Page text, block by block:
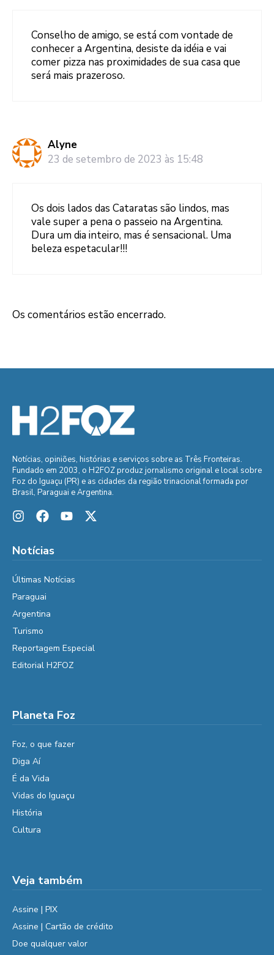
Conselho de amigo, se está com vontade de
conhecer a Argentina, desiste da idéia e vai
comer pizza nas proximidades de sua casa que
será mais prazeroso.
Alyne
23 de setembro de 2023 às 15:48
Os dois lados das Cataratas são lindos, mas
vale super a pena o passeio na Argentina.
Dura um dia inteiro, mas é sensacional. Uma
beleza espetacular!!!
Os comentários estão encerrado.
Notícias, opiniões, histórias e serviços sobre as Três Fronteiras.
Fundado em 2003, o H2FOZ produz jornalismo original e local sobre
Foz do Iguaçu (PR) e as cidades da região trinacional formada por
Brasil, Paraguai e Argentina.
Notícias
Últimas Notícias
Paraguai
Argentina
Turismo
Reportagem Especial
Editorial H2FOZ
Planeta Foz
Foz, o que fazer
Diga Aí
É da Vida
Vidas do Iguaçu
História
Cultura
Veja também
Assine | PIX
Assine | Cartão de crédito
Doe qualquer valor